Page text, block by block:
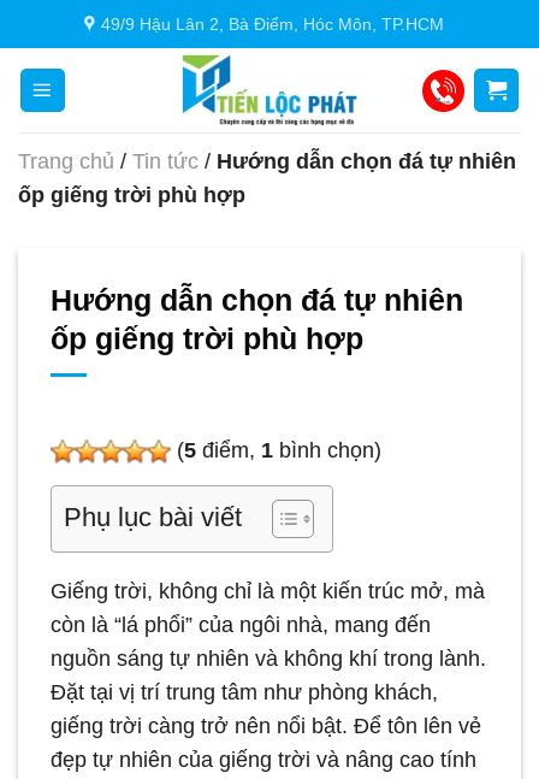
đến
dung
49/9 Hậu Lân 2, Bà Điểm, Hóc Môn, TP.HCM
Trang chủ / Tin tức / Hướng dẫn chọn đá tự nhiên
ốp giếng trời phù hợp
Hướng dẫn chọn đá tự nhiên
ốp giếng trời phù hợp
(5 điểm, 1 bình chọn)
Phụ lục bài viết
Giếng trời, không chỉ là một kiến trúc mở, mà
còn là “lá phổi” của ngôi nhà, mang đến
nguồn sáng tự nhiên và không khí trong lành.
Đặt tại vị trí trung tâm như phòng khách,
giếng trời càng trở nên nổi bật. Để tôn lên vẻ
đẹp tự nhiên của giếng trời và nâng cao tính